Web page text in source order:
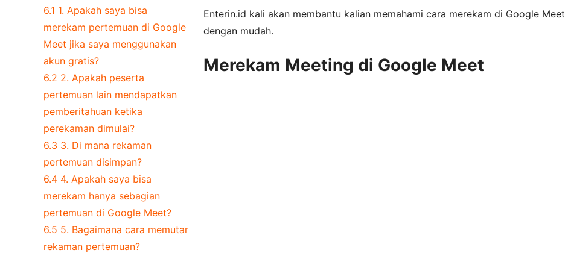
Enterin.id kali akan membantu kalian memahami cara merekam di Google Meet
dengan mudah.
Merekam Meeting di Google Meet
6.1 1. Apakah saya bisa
merekam pertemuan di Google
Meet jika saya menggunakan
akun gratis?
6.2 2. Apakah peserta
pertemuan lain mendapatkan
pemberitahuan ketika
perekaman dimulai?
6.3 3. Di mana rekaman
pertemuan disimpan?
6.4 4. Apakah saya bisa
merekam hanya sebagian
pertemuan di Google Meet?
6.5 5. Bagaimana cara memutar
rekaman pertemuan?